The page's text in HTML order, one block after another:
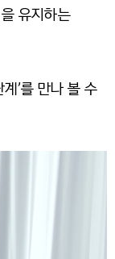
유지하는
’를 만나 볼 수